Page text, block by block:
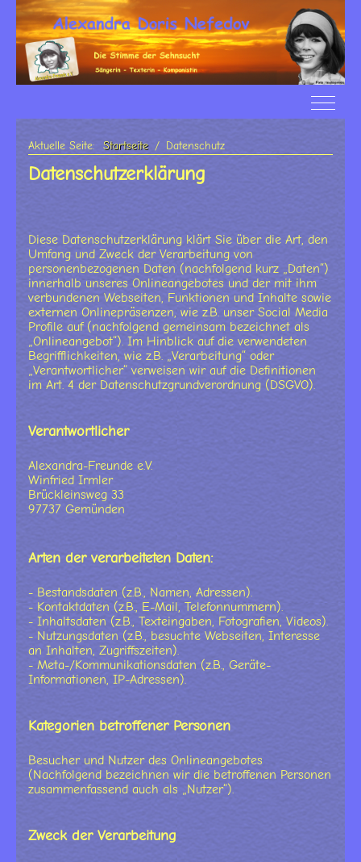
Off-
Aktuelle Seite: Startseite Datenschutz
Datenschutzerklärung
Diese Datenschutzerklärung klärt Sie über die Art, den
Umfang und Zweck der Verarbeitung von
personenbezogenen Daten (nachfolgend kurz „Daten“)
innerhalb unseres Onlineangebotes und der mit ihm
verbundenen Webseiten, Funktionen und Inhalte sowie
externen Onlinepräsenzen, wie z.B. unser Social Media
Profile auf (nachfolgend gemeinsam bezeichnet als
„Onlineangebot“). Im Hinblick auf die verwendeten
Begrifflichkeiten, wie z.B. „Verarbeitung“ oder
„Verantwortlicher“ verweisen wir auf die Definitionen
im Art. 4 der Datenschutzgrundverordnung (DSGVO).
Verantwortlicher
Alexandra-Freunde e.V.
Winfried Irmler
Brückleinsweg 33
97737 Gemünden
Arten der verarbeiteten Daten:
- Bestandsdaten (z.B., Namen, Adressen).
- Kontaktdaten (z.B., E-Mail, Telefonnummern).
- Inhaltsdaten (z.B., Texteingaben, Fotografien, Videos).
- Nutzungsdaten (z.B., besuchte Webseiten, Interesse
an Inhalten, Zugriffszeiten).
- Meta-/Kommunikationsdaten (z.B., Geräte-
Informationen, IP-Adressen).
Kategorien betroffener Personen
Besucher und Nutzer des Onlineangebotes
(Nachfolgend bezeichnen wir die betroffenen Personen
zusammenfassend auch als „Nutzer“).
Zweck der Verarbeitung